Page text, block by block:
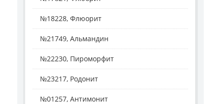
№18228, Флюорит
№21749, Альмандин
№22230, Пироморфит
№23217, Родонит
№01257, Антимонит